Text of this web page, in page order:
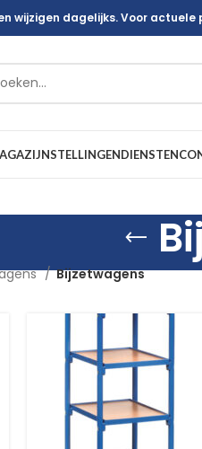
wijzigen dagelijks. Voor
DIENSTEN
Bijzetwagens